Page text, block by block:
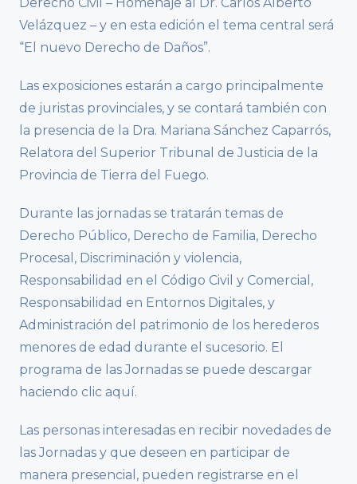
Derecho Civil – Homenaje al Dr. Carlos Alberto
Velázquez – y en esta edición el tema central será
“El nuevo Derecho de Daños”.
Las exposiciones estarán a cargo principalmente
de juristas provinciales, y se contará también con
la presencia de la Dra. Mariana Sánchez Caparrós,
Relatora del Superior Tribunal de Justicia de la
Provincia de Tierra del Fuego.
Durante las jornadas se tratarán temas de
Derecho Público, Derecho de Familia, Derecho
Procesal, Discriminación y violencia,
Responsabilidad en el Código Civil y Comercial,
Responsabilidad en Entornos Digitales, y
Administración del patrimonio de los herederos
menores de edad durante el sucesorio. El
programa de las Jornadas se puede descargar
haciendo clic aquí.
Las personas interesadas en recibir novedades de
las Jornadas y que deseen en participar de
manera presencial, pueden registrarse en el